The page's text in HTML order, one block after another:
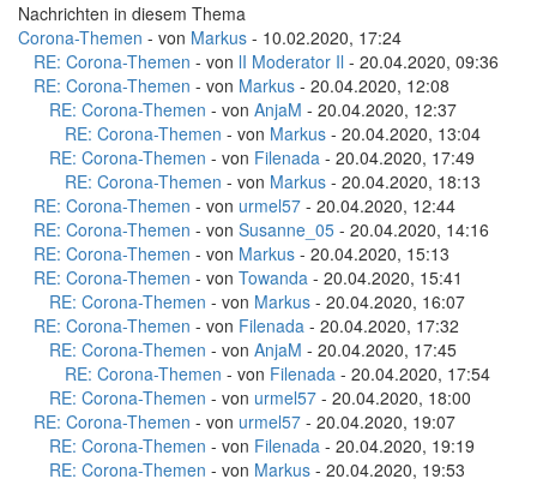
Nachrichten in diesem Thema
Corona-Themen - von Markus - 10.02.2020, 17:24
RE: Corona-Themen - von lI Moderator Il - 20.04.2020, 09:36
RE: Corona-Themen - von Markus - 20.04.2020, 12:08
RE: Corona-Themen - von AnjaM - 20.04.2020, 12:37
RE: Corona-Themen - von Markus - 20.04.2020, 13:04
RE: Corona-Themen - von Filenada - 20.04.2020, 17:49
RE: Corona-Themen - von Markus - 20.04.2020, 18:13
RE: Corona-Themen - von urmel57 - 20.04.2020, 12:44
RE: Corona-Themen - von Susanne_05 - 20.04.2020, 14:16
RE: Corona-Themen - von Markus - 20.04.2020, 15:13
RE: Corona-Themen - von Towanda - 20.04.2020, 15:41
RE: Corona-Themen - von Markus - 20.04.2020, 16:07
RE: Corona-Themen - von Filenada - 20.04.2020, 17:32
RE: Corona-Themen - von AnjaM - 20.04.2020, 17:45
RE: Corona-Themen - von Filenada - 20.04.2020, 17:54
RE: Corona-Themen - von urmel57 - 20.04.2020, 18:00
RE: Corona-Themen - von urmel57 - 20.04.2020, 19:07
RE: Corona-Themen - von Filenada - 20.04.2020, 19:19
RE: Corona-Themen - von Markus - 20.04.2020, 19:53